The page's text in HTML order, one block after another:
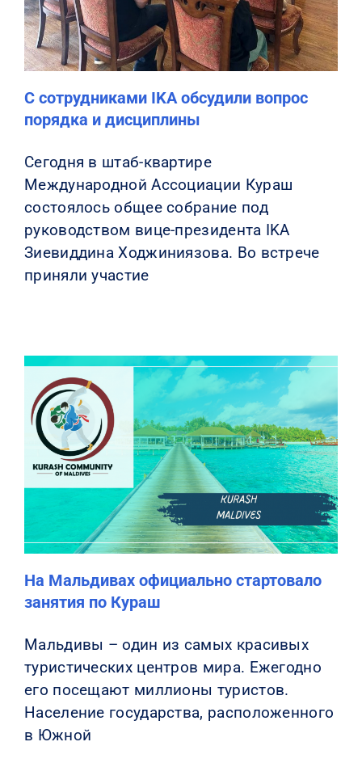
С сотрудниками IKA обсудили вопрос
порядка и дисциплины
Сегодня в штаб-квартире
Международной Ассоциации Кураш
состоялось общее собрание под
руководством вице-президента IKA
Зиевиддина Ходжиниязова. Во встрече
приняли участие
На Мальдивах официально стартовало
занятия по Кураш
Мальдивы – один из самых красивых
туристических центров мира. Ежегодно
его посещают миллионы туристов.
Население государства, расположенного
в Южной